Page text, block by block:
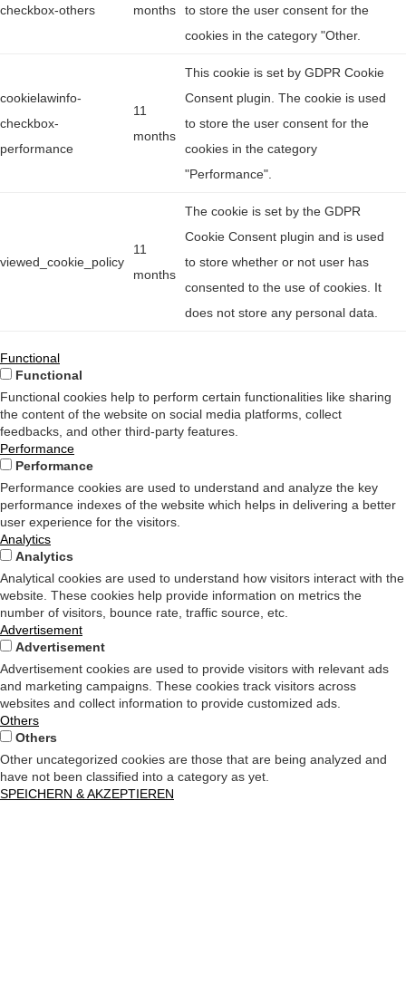
checkbox-others
months
to store the user consent for the
cookies in the category "Other.
cookielawinfo-
checkbox-
performance
11
months
This cookie is set by GDPR Cookie
Consent plugin. The cookie is used
to store the user consent for the
cookies in the category
"Performance".
viewed_cookie_policy
11
months
The cookie is set by the GDPR
Cookie Consent plugin and is used
to store whether or not user has
consented to the use of cookies. It
does not store any personal data.
Functional
Functional
Functional cookies help to perform certain functionalities like sharing
the content of the website on social media platforms, collect
feedbacks, and other third-party features.
Performance
Performance
Performance cookies are used to understand and analyze the key
performance indexes of the website which helps in delivering a better
user experience for the visitors.
Analytics
Analytics
Analytical cookies are used to understand how visitors interact with the
website. These cookies help provide information on metrics the
number of visitors, bounce rate, traffic source, etc.
Advertisement
Advertisement
Advertisement cookies are used to provide visitors with relevant ads
and marketing campaigns. These cookies track visitors across
websites and collect information to provide customized ads.
Others
Others
Other uncategorized cookies are those that are being analyzed and
have not been classified into a category as yet.
SPEICHERN & AKZEPTIEREN